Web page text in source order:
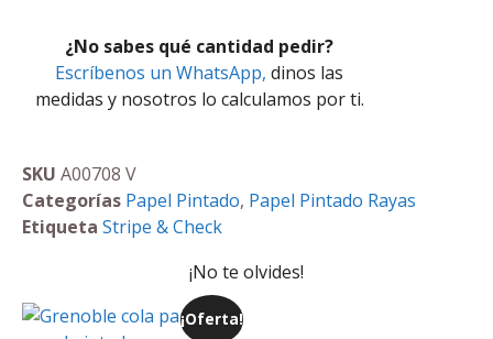
¿No sabes qué cantidad pedir?
Escríbenos un WhatsApp, dinos las
medidas y nosotros lo calculamos por ti.
SKU A00708 V
Categorías Papel Pintado, Papel Pintado Rayas
Etiqueta Stripe & Check
¡No te olvides!
¡Oferta!